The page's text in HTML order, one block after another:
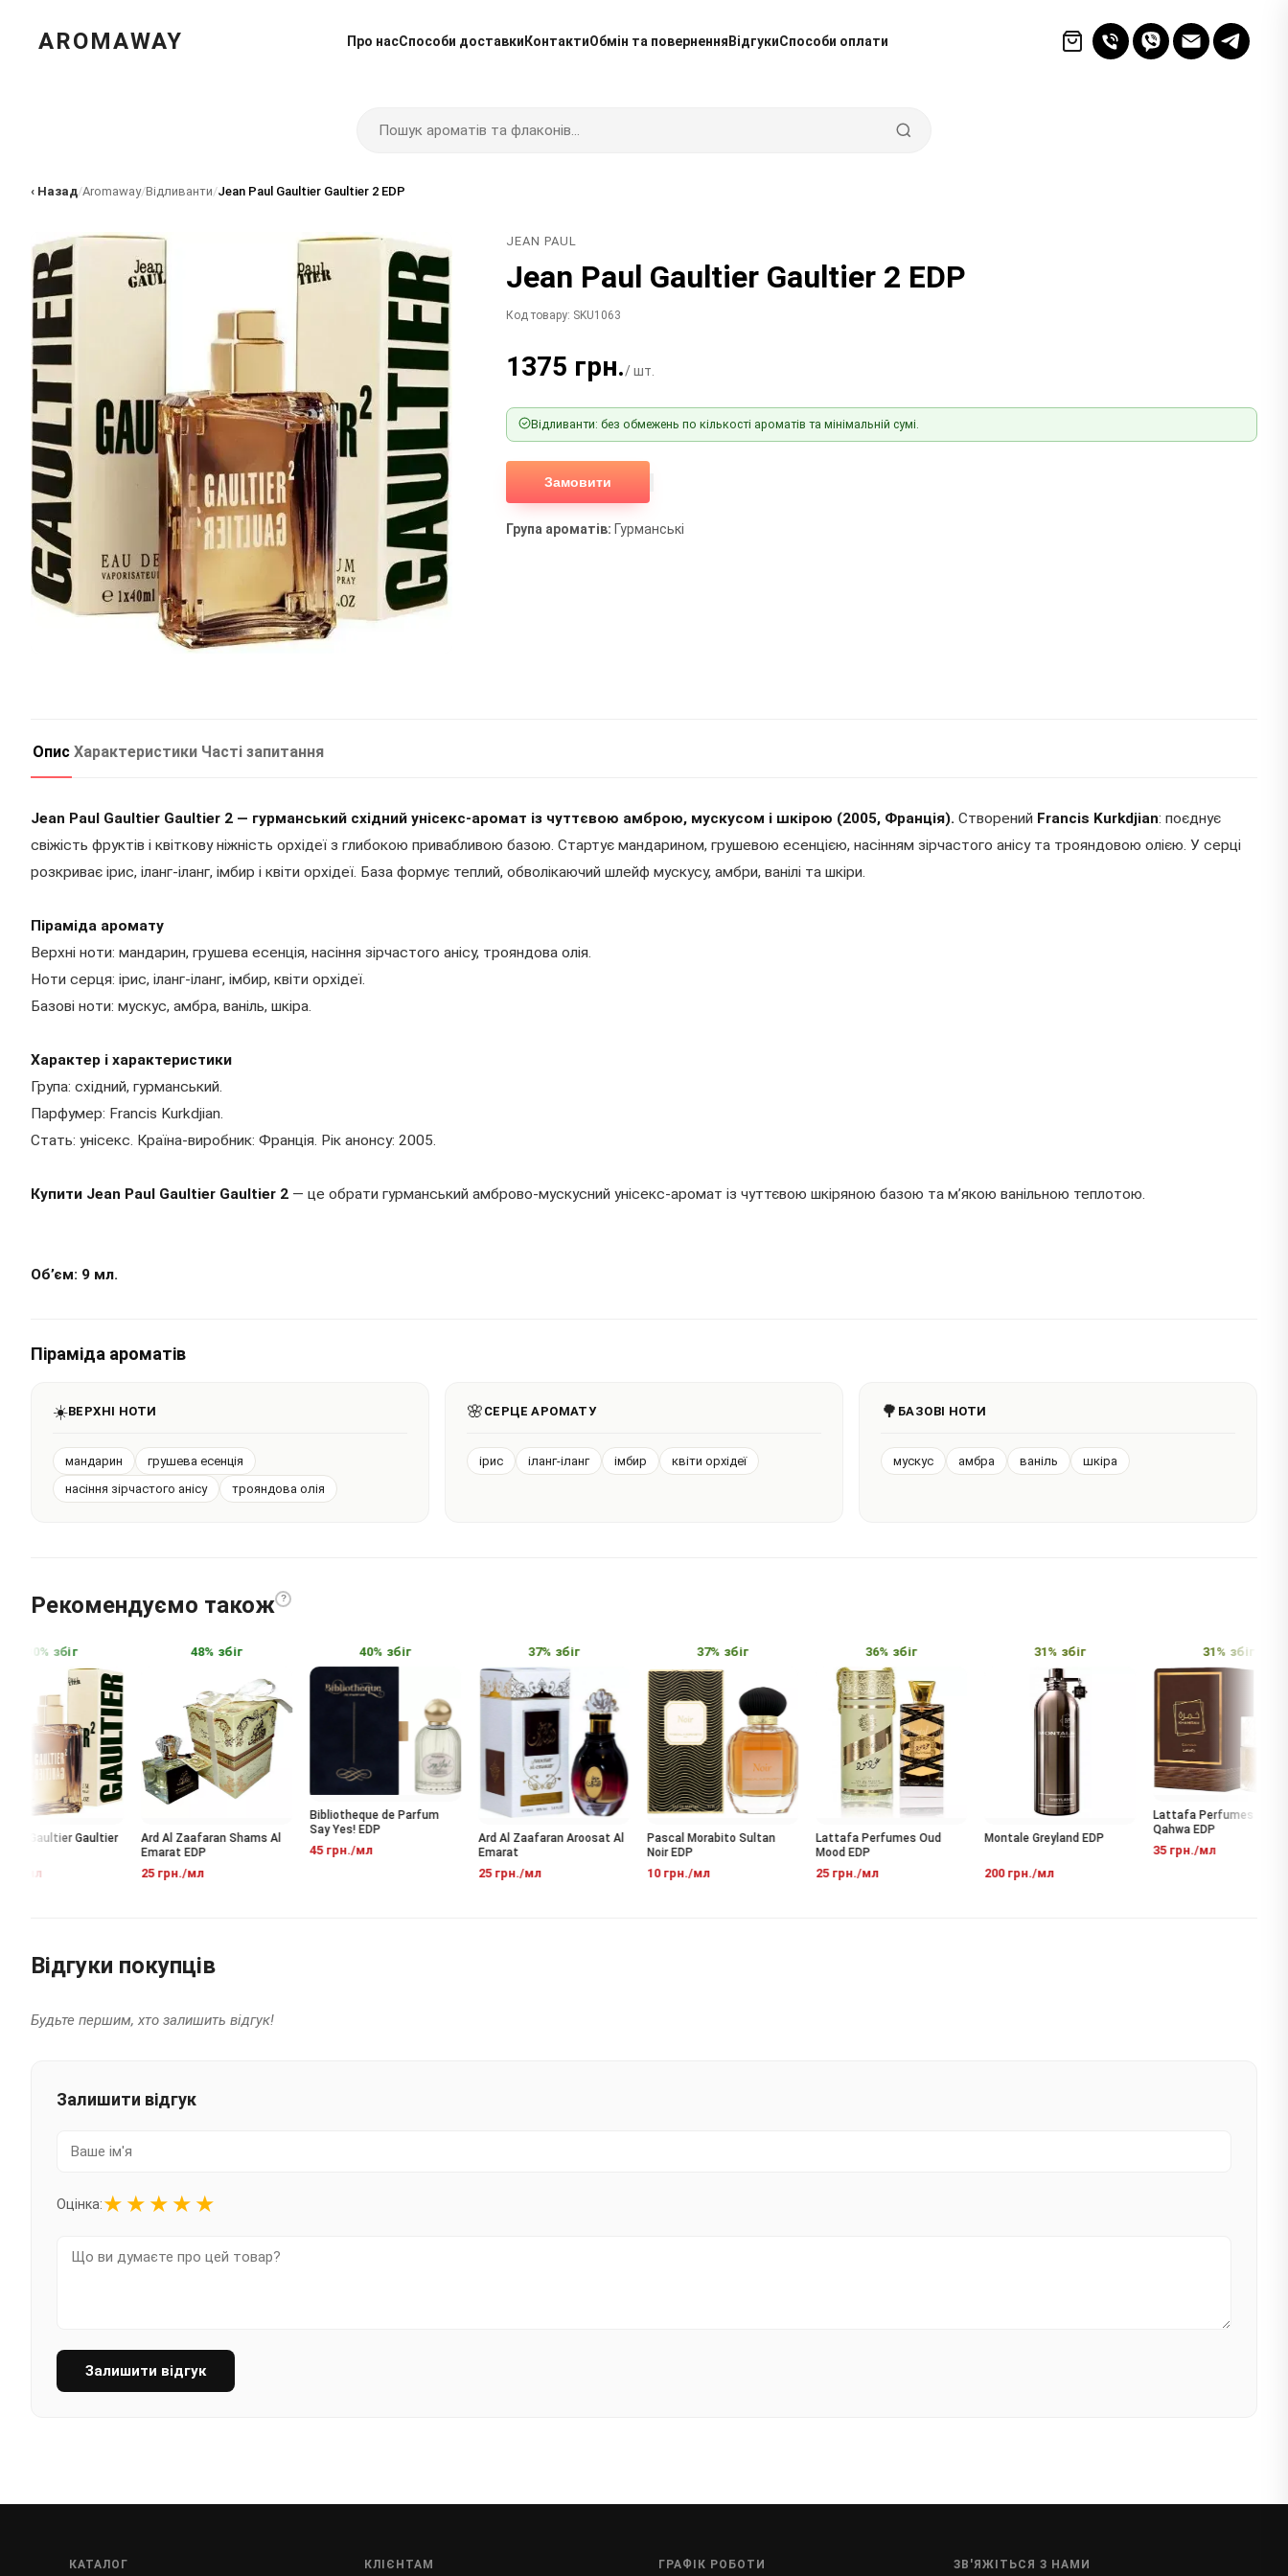
AROMAWAY Про насСпособи доставки КонтактиОбмін та повернення ВідгукиСпособи оплати
‹ Назад/Aromaway/Відливанти/Jean Paul Gaultier Gaultier 2 EDP
JEAN PAUL
Jean Paul Gaultier Gaultier 2 EDP
Код товару: SKU1063
1375 грн./ шт.
Відливанти: без обмежень по кількості ароматів та мінімальній сумі.
Замовити
Група ароматів: Гурманські
Опис Характеристики Часті запитання
Jean Paul Gaultier Gaultier 2 — гурманський східний унісекс-аромат із чуттєвою амброю, мускусом і шкірою (2005, Франція). Створений Francis Kurkdjian: поєднує
свіжість фруктів і квіткову ніжність орхідеї з глибокою привабливою базою. Стартує мандарином, грушевою есенцією, насінням зірчастого анісу та трояндовою олією. У серці
розкриває ірис, іланг-іланг, імбир і квіти орхідеї. База формує теплий, обволікаючий шлейф мускусу, амбри, ванілі та шкіри.
Піраміда аромату
Верхні ноти: мандарин, грушева есенція, насіння зірчастого анісу, трояндова олія.
Ноти серця: ірис, іланг-іланг, імбир, квіти орхідеї.
Базові ноти: мускус, амбра, ваніль, шкіра.
Характер і характеристики
Група: східний, гурманський.
Парфумер: Francis Kurkdjian.
Стать: унісекс. Країна-виробник: Франція. Рік анонсу: 2005.
Купити Jean Paul Gaultier Gaultier 2 — це обрати гурманський амброво-мускусний унісекс-аромат із чуттєвою шкіряною базою та м’якою ванільною теплотою.
Об’єм: 9 мл.
Піраміда ароматів
☀️ВЕРХНІ НОТИ
мандарин
грушева есенція
насіння зірчастого анісу
трояндова олія
🌸 СЕРЦЕ АРОМАТУ
ірис іланг-іланг імбир квіти орхідеї
🌳 БАЗОВІ НОТИ
мускус амбра ваніль шкіра
Рекомендуємо також ?
100% збіг
Gaultier Gaultier
48% збіг
Ard Al Zaafaran Shams Al
Emarat EDP
25 грн./мл
40% збіг
Bibliotheque de Parfum
Say Yes! EDP
45 грн./мл
37% збіг
Ard Al Zaafaran Aroosat Al
Emarat
25 грн./мл
37% збіг
Pascal Morabito Sultan
Noir EDP
10 грн./мл
36% збіг
Lattafa Perfumes Oud
Mood EDP
25 грн./мл
31% збіг
Montale Greyland EDP
200 грн./мл
31% збіг
Lattafa Perfumes
Qahwa EDP
35 грн./мл
Відгуки покупців
Будьте першим, хто залишить відгук!
Залишити відгук
Оцінка:★ ★ ★ ★ ★
Залишити відгук
КАТАЛОГ КЛІЄНТАМ ГРАФІК РОБОТИ ЗВ'ЯЖІТЬСЯ З НАМИ